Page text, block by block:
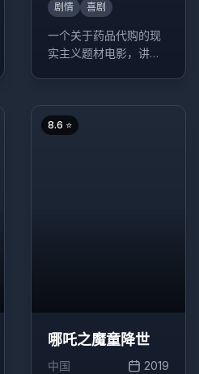
剧情 喜剧
一个关于药品代购的现
实主义题材电影，讲述
一跃成为印度仿制药"格
列宁"独家代理商的故
8.6 ⭐
哪吒之魔童降世
中国 2019